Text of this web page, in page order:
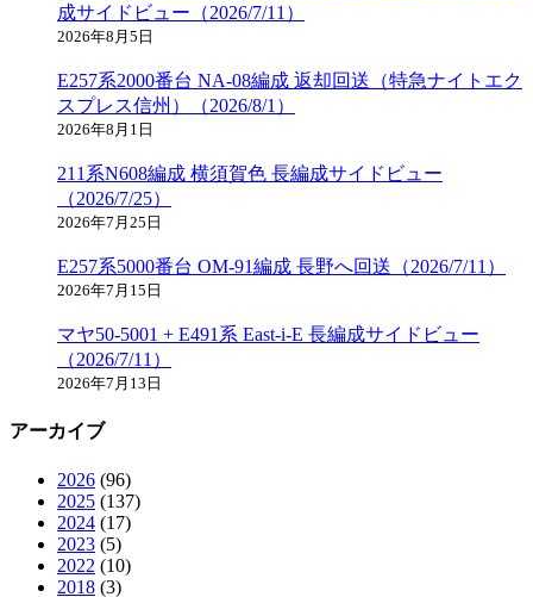
成サイドビュー（2026/7/11）
2026年8月5日
E257系2000番台 NA-08編成 返却回送（特急ナイトエク
スプレス信州）（2026/8/1）
2026年8月1日
211系N608編成 横須賀色 長編成サイドビュー
（2026/7/25）
2026年7月25日
E257系5000番台 OM-91編成 長野へ回送（2026/7/11）
2026年7月15日
マヤ50-5001 + E491系 East-i-E 長編成サイドビュー
（2026/7/11）
2026年7月13日
アーカイブ
2026 (96)
2025 (137)
2024 (17)
2023 (5)
2022 (10)
2018 (3)